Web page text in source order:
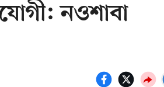
নওশাবা